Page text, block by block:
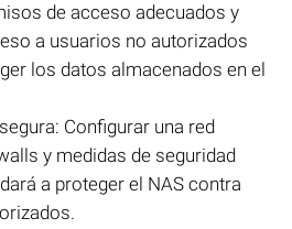
de acceso adecuados y
a usuarios no autorizados
los datos almacenados en el
Configurar una red
y medidas de seguridad
a proteger el NAS contra